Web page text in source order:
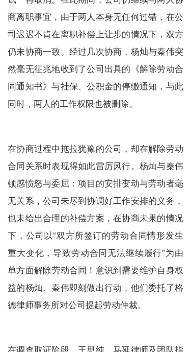
商离职事宜，由于两人本身无任何过错，在公
司迟迟不肯在离职补偿上让步的情况下，双方
仍未协商一致。经过几次协商，杨灿与秦伟突
然毫无征兆地收到了公司出具的《解除劳动合
同通知书》与社保、公积金的停缴通知，与此
同时，两人的工作权限也被删除。
在协商过程中拖拉犹豫的公司，却在解除劳动
合同关系时表现得如此雷厉风行。杨灿与秦伟
顿感愤怒与委屈：项目的安排变动与劳动者毫
无关系，公司未尽到协调好工作安排的义务，
也未给出合理的补偿方案，在协商未果的情况
下，公司以“双方所签订的劳动合同情形发生
重大变化，导致劳动合同无法继续履行”为由
单方面解除劳动合同！意识到需要维护自身权
益的杨灿、秦伟即刻做出行动，他们委托了格
德律师事务所对公司提起劳动仲裁。
在调查取证阶段，王思纯、马延律师及团队指